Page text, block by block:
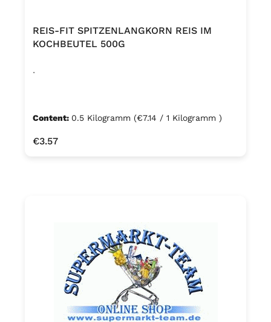
REIS-FIT SPITZENLANGKORN REIS IM
KOCHBEUTEL 500G
.
Content: 0.5 Kilogramm (€7.14 / 1 Kilogramm )
Regular price:
€3.57